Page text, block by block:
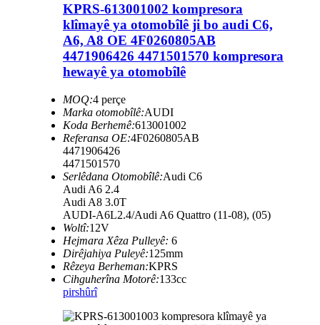
KPRS-613001002 kompresora
klîmayê ya otomobîlê ji bo audi C6,
A6, A8 OE 4F0260805AB
4471906426 4471501570 kompresora
hewayê ya otomobîlê
MOQ:4 perçe
Marka otomobîlê:AUDI
Koda Berhemê:613001002
Referansa OE:4F0260805AB
4471906426
4471501570
Serlêdana Otomobîlê:Audi C6
Audi A6 2.4
Audi A8 3.0T
AUDI-A6L2.4/Audi A6 Quattro (11-08), (05)
Woltî:12V
Hejmara Xêza Pulleyê: 6
Dirêjahiya Puleyê:125mm
Rêzeya Berheman:KPRS
Cihguherîna Motorê:133cc
pirshûrî